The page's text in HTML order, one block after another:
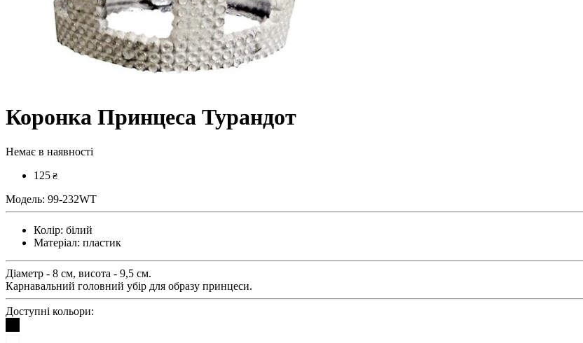
Коронка Принцеса Турандот
Немає в наявності
125 ₴
Модель: 99-232WT
Колір: білий
Матеріал: пластик
Діаметр - 8 см, висота - 9,5 см.
Карнавальний головний убір для образу принцеси.
Доступні кольори: